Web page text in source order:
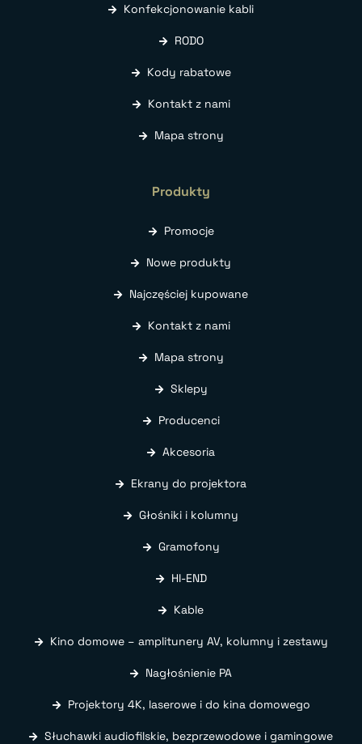
Konfekcjonowanie kabli
RODO
Kody rabatowe
Kontakt z nami
Mapa strony
Produkty
Promocje
Nowe produkty
Najczęściej kupowane
Kontakt z nami
Mapa strony
Sklepy
Producenci
Akcesoria
Ekrany do projektora
Głośniki i kolumny
Gramofony
HI-END
Kable
Kino domowe – amplitunery AV, kolumny i zestawy
Nagłośnienie PA
Projektory 4K, laserowe i do kina domowego
Słuchawki audiofilskie, bezprzewodowe i gamingowe